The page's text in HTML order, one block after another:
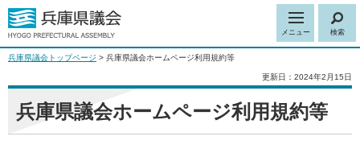
メニュー 検索
兵庫県議会トップページ > 兵庫県議会ホームページ利用規約等
更新日：2024年2月15日
兵庫県議会ホームページ利用規約等